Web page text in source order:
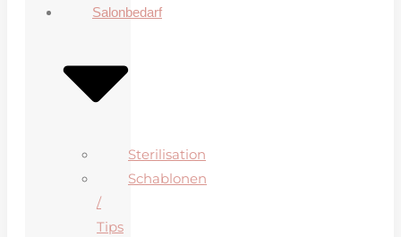
Salonbedarf
Sterilisation
Schablonen
/
Tips